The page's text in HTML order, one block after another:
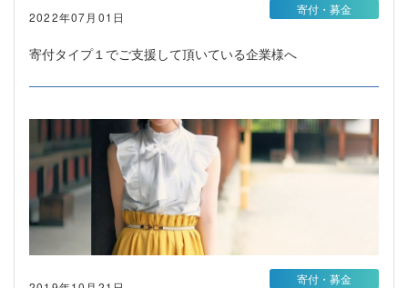
2022年07月01日
寄付タイプ１でご支援して頂いている企業様へ
寄付・募金
寄付・募金